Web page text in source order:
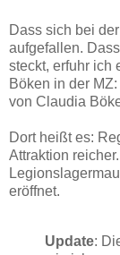
Dass sich bei
aufgefallen.
steckt, erfuhr ich
Böken in der MZ:
von Claudia
Dort heißt es:
Attraktion
eröffnet.
Update: